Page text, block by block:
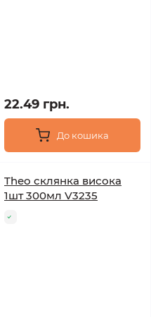
22.49 грн.
До кошика
Theo склянка висока
1шт 300мл V3235